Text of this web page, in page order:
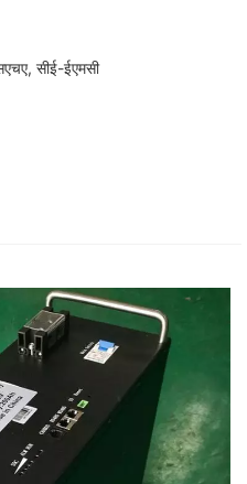
सीई-ईएमसी